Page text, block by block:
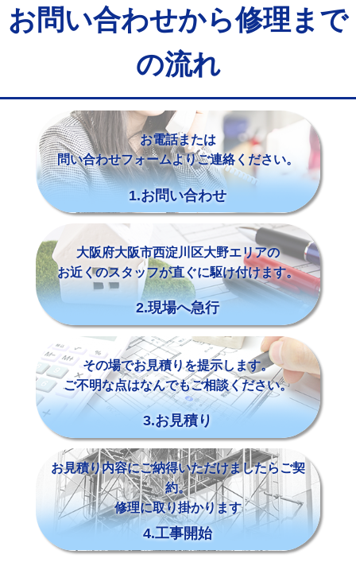
お問い合わせから修理まで
の流れ
お電話または
問い合わせフォームよりご連絡ください。
1.お問い合わせ
大阪府大阪市西淀川区大野エリアの
お近くのスタッフが直ぐに駆け付けます。
2.現場へ急行
その場でお見積りを提示します。
ご不明な点はなんでもご相談ください。
3.お見積り
お見積り内容にご納得いただけましたらご契
約。
修理に取り掛かります
4.工事開始